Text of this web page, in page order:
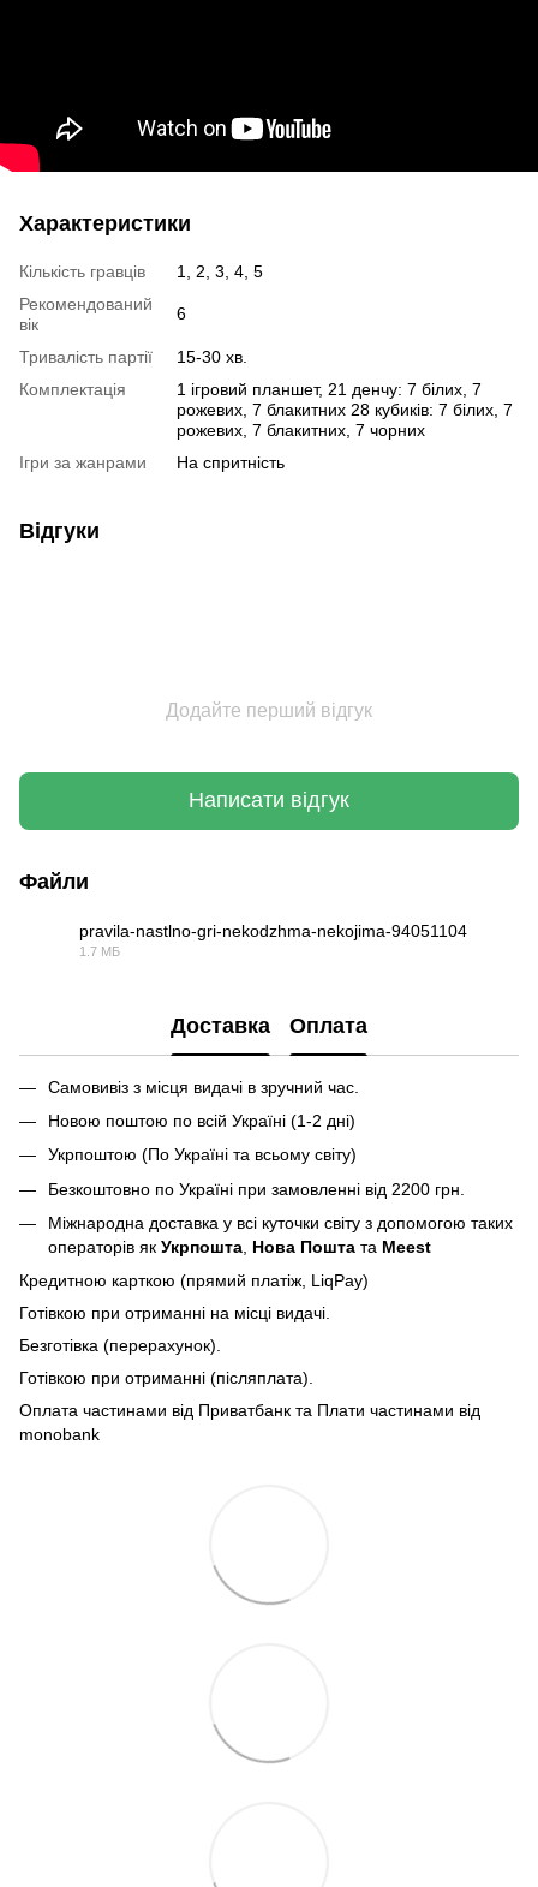
Характеристики
Кількість гравців
1, 2, 3, 4, 5
Рекомендований
вік
6
Тривалість партії
15-30 хв.
Комплектація
1 ігровий планшет, 21 денчу: 7 білих, 7
рожевих, 7 блакитних 28 кубиків: 7 білих, 7
рожевих, 7 блакитних, 7 чорних
Ігри за жанрами
На спритність
Відгуки
Додайте перший відгук
Написати відгук
Файли
pravila-nastlno-gri-nekodzhma-nekojima-94051104
1.7 МБ
Доставка Оплата
Самовивіз з місця видачі в зручний час.
Новою поштою по всій Україні (1-2 дні)
Укрпоштою (По Україні та всьому світу)
Безкоштовно по Україні при замовленні від 2200 грн.
Міжнародна доставка у всі куточки світу з допомогою таких
операторів як Укрпошта Нова Пошта та Meest
Кредитною карткою (прямий платіж, LiqPay)
Готівкою при отриманні на місці видачі.
Безготівка (перерахунок).
Готівкою при отриманні (післяплата).
Оплата частинами від Приватбанк та Плати частинами від
monobank